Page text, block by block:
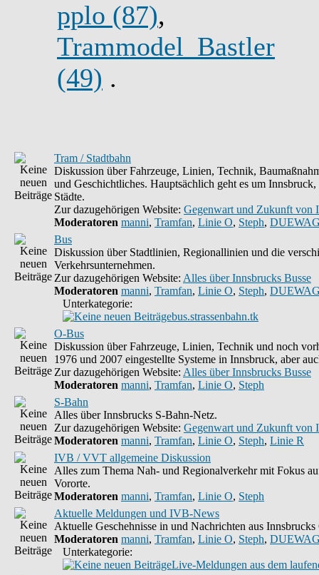
pplo (87),
Trammodel_Bastler
(49) .
Tram / Stadtbahn
Diskussion über Fahrzeuge, Linien, Technik,
und Geschichtliches. Hauptsächlich geht es um Innsbruck,
Städte.
Zur dazugehörigen Website: Gegenwart und Zukunft von
Moderatoren manni, Tramfan, Linie O, Steph,
Bus
Diskussion über Stadtlinien, Regionallinien und die
Verkehrsunternehmen.
Zur dazugehörigen Website: Alles über Innsbrucks Busse
Moderatoren manni, Tramfan, Linie O, Steph,
Unterkategorie:
bus.strassenbahn.tk
O-Bus
Diskussion über Fahrzeuge, Linien, Technik und noch
1976 und 2007 eingestellte Systeme in Innsbruck, aber
Zur dazugehörigen Website: Alles über Innsbrucks Busse
Moderatoren manni, Tramfan, Linie O, Steph
S-Bahn
Alles über Innsbrucks S-Bahn-Netz.
Zur dazugehörigen Website: Gegenwart und Zukunft von
Moderatoren manni, Tramfan, Linie O, Steph, Linie R
IVB / VVT allgemeine Diskussion
Alles zum Thema Nah- und Regionalverkehr mit Fokus
Vororte.
Moderatoren manni, Tramfan, Linie O, Steph
Aktuelle Meldungen und IVB-News
Aktuelle Geschehnisse in und Nachrichten aus
Moderatoren manni, Tramfan, Linie O, Steph,
Unterkategorie:
Live-Meldungen aus dem